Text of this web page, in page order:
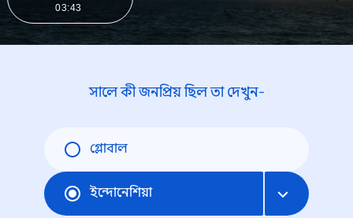
03:43
সালে কী জনপ্রিয় ছিল তা দেখুন-
গ্লোবাল
ইন্দোনেশিয়া